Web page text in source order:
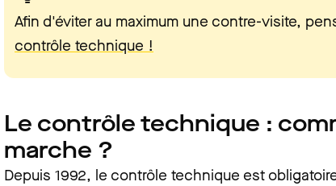
Afin d'éviter au maximum une contre-visite,
contrôle technique !
Le contrôle technique :
marche ?
Depuis 1992, le contrôle technique est